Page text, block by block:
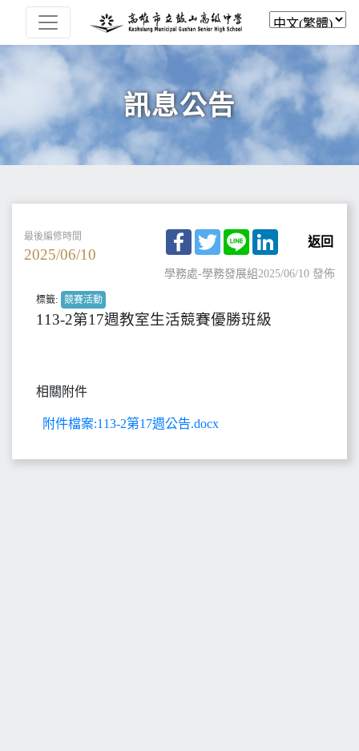
訊息公告
最後編修時間
2025/06/10
Facebook
TwitterLine LinkedIn
返回
學務處-學務發展組2025/06/10 發佈
標籤: 競賽活動
113-2第17週教室生活競賽優勝班級
相關附件
附件檔案:113-2第17週公告.docx